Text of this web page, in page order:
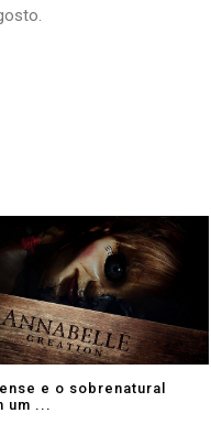
e o sobrenatural
um ...